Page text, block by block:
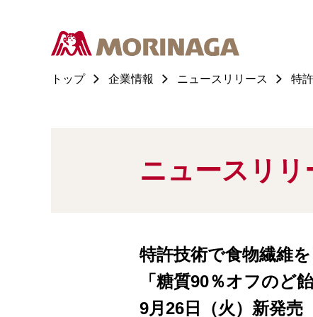
トップ 企業情報 ニュースリリース 特
ニュースリリ
特許技術で食物繊維
「糖質90％オフのど飴
9月26日（火）新発売